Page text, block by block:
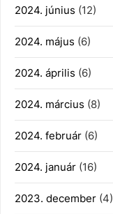
2024. június (12)
2024. május (6)
2024. április (6)
2024. március (8)
2024. február (6)
2024. január (16)
2023. december (4)